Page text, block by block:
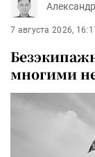
7 августа 2026,
многими